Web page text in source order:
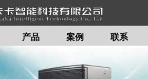
产品 案例 联系